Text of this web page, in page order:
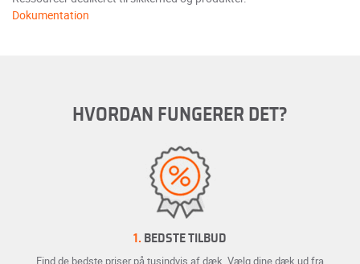
Dokumentation
HVORDAN FUNGERER DET?
1. BEDSTE TILBUD
Find de bedste priser på tusindvis af dæk. Vælg dine dæk ud fra